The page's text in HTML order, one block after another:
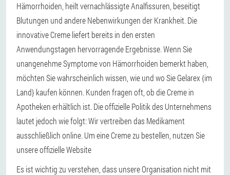
Hämorrhoiden, heilt vernachlässigte Analfissuren, beseitigt
Blutungen und andere Nebenwirkungen der Krankheit. Die
innovative Creme liefert bereits in den ersten
Anwendungstagen hervorragende Ergebnisse. Wenn Sie
unangenehme Symptome von Hämorrhoiden bemerkt haben,
möchten Sie wahrscheinlich wissen, wie und wo Sie Gelarex {im
Land} kaufen können. Kunden fragen oft, ob die Creme in
Apotheken erhältlich ist. Die offizielle Politik des Unternehmens
lautet jedoch wie folgt: Wir vertreiben das Medikament
ausschließlich online. Um eine Creme zu bestellen, nutzen Sie
unsere offizielle Website
Es ist wichtig zu verstehen, dass unsere Organisation nicht mit